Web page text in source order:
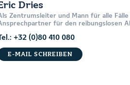
Dries
Zentrumsleiter und Mann für alle
für den reibungslosen
+32 (0)80 410 080
E-MAIL SCHREIBEN